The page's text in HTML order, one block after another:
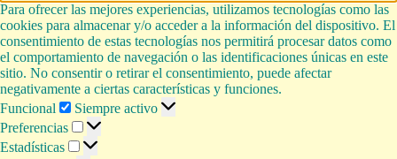
Para ofrecer las mejores experiencias, utilizamos tecnologías como las
cookies para almacenar y/o acceder a la información del dispositivo. El
consentimiento de estas tecnologías nos permitirá procesar datos como
el comportamiento de navegación o las identificaciones únicas en este
sitio. No consentir o retirar el consentimiento, puede afectar
negativamente a ciertas características y funciones.
Funcional
Funcional
Siempre activo
Preferencias
Preferencias
Estadísticas Estadísticas